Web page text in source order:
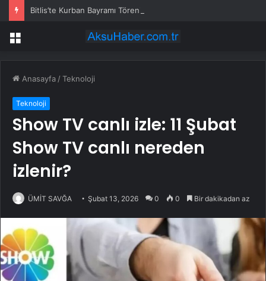
Bitlis’te Kurban Bayramı Töreni
Menü
Anasayfa /Teknoloji
Teknoloji
Show TV canlı izle: 11 Şubat
Show TV canlı nereden
izlenir?
ÜMİT SAVĞA Şubat 13, 2026 0 0 Bir dakikadan az